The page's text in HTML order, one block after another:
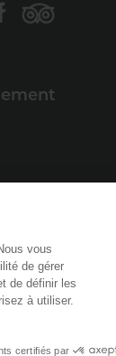
droits réservés